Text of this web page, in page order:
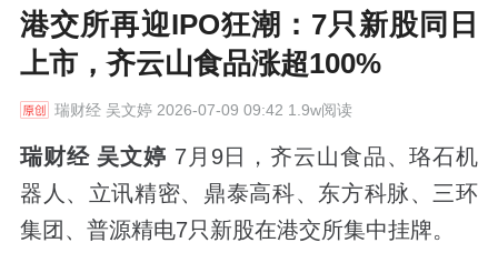
港交所再迎IPO狂潮：7只新股同日
上市，齐云山食品涨超100%
瑞财经吴文婷 2026-07-09 09:42 1.9w阅读
瑞财经 吴文婷 7月9日，齐云山食品、珞石机
器人、立讯精密、鼎泰高科、东方科脉、三环
集团、普源精电7只新股在港交所集中挂牌。